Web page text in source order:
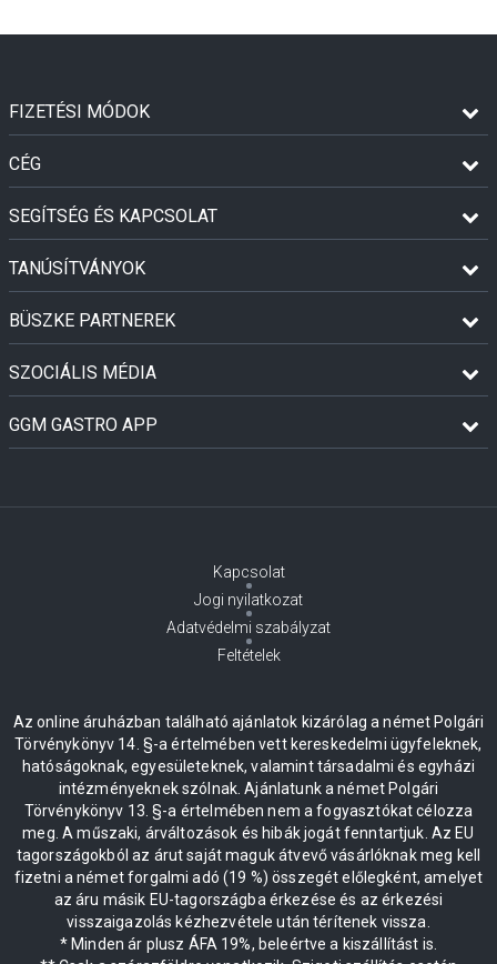
FIZETÉSI MÓDOK
CÉG
SEGÍTSÉG ÉS KAPCSOLAT
TANÚSÍTVÁNYOK
BÜSZKE PARTNEREK
SZOCIÁLIS MÉDIA
GGM GASTRO APP
Kapcsolat
Jogi nyilatkozat
Adatvédelmi szabályzat
Feltételek
Az online áruházban található ajánlatok kizárólag a német Polgári
Törvénykönyv 14. §-a értelmében vett kereskedelmi ügyfeleknek,
hatóságoknak, egyesületeknek, valamint társadalmi és egyházi
intézményeknek szólnak. Ajánlatunk a német Polgári
Törvénykönyv 13. §-a értelmében nem a fogyasztókat célozza
meg. A műszaki, árváltozások és hibák jogát fenntartjuk. Az EU
tagországokból az árut saját maguk átvevő vásárlóknak meg kell
fizetni a német forgalmi adó (19 %) összegét előlegként, amelyet
az áru másik EU-tagországba érkezése és az érkezési
visszaigazolás kézhezvétele után térítenek vissza.
* Minden ár plusz ÁFA 19%, beleértve a kiszállítást is.